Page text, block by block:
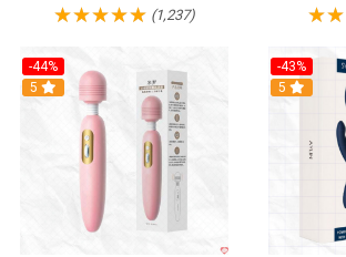
(1,237)
-44%
Hot
5
-43%
Hot
5